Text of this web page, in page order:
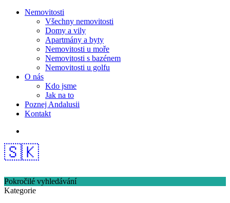
Nemovitosti
Všechny nemovitosti
Domy a vily
Apartmány a byty
Nemovitosti u moře
Nemovitosti s bazénem
Nemovitosti u golfu
O nás
Kdo jsme
Jak na to
Poznej Andalusii
Kontakt
🇸🇰
Pokročilé vyhledávání
Kategorie